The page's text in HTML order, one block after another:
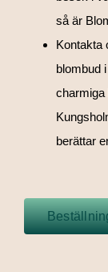
så är
Kontakta
blombud
charmiga
berättar